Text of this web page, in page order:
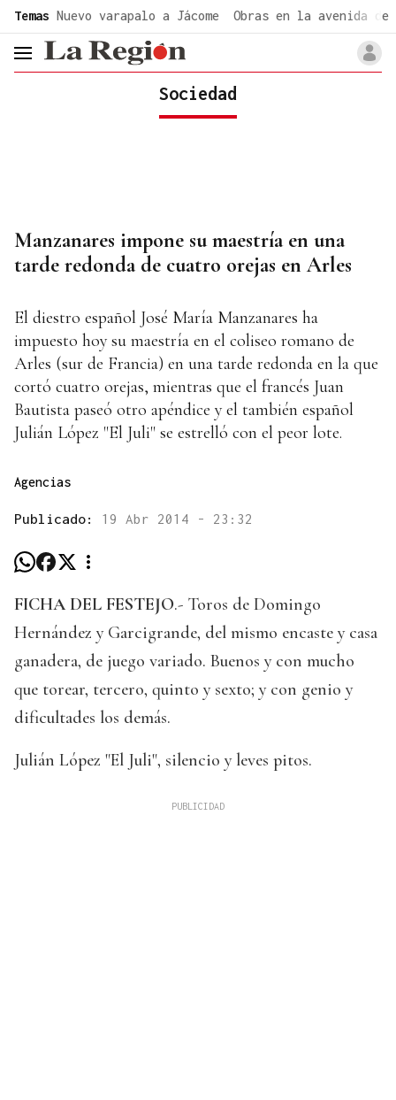
Temas Nuevo varapalo a Jácome Obras en la avenida de
header.menu.open
Sociedad
Manzanares impone su maestría en una
tarde redonda de cuatro orejas en Arles
El diestro español José María Manzanares ha
impuesto hoy su maestría en el coliseo romano de
Arles (sur de Francia) en una tarde redonda en la que
cortó cuatro orejas, mientras que el francés Juan
Bautista paseó otro apéndice y el también español
Julián López "El Juli" se estrelló con el peor lote.
Agencias
Publicado: 19 Abr 2014 - 23:32
FICHA DEL FESTEJO.- Toros de Domingo
Hernández y Garcigrande, del mismo encaste y casa
ganadera, de juego variado. Buenos y con mucho
que torear, tercero, quinto y sexto; y con genio y
dificultades los demás.
Julián López "El Juli", silencio y leves pitos.